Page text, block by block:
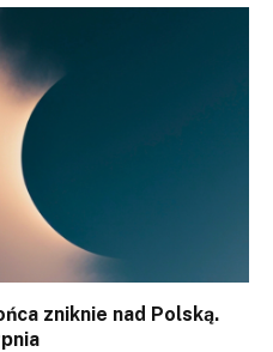
zniknie nad Polską.